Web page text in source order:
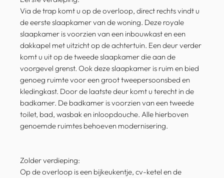
Via de trap komt u op de overloop, direct rechts vindt u
de eerste slaapkamer van de woning. Deze royale
slaapkamer is voorzien van een inbouwkast en een
dakkapel met uitzicht op de achtertuin. Een deur verder
komt u uit op de tweede slaapkamer die aan de
voorgevel grenst. Ook deze slaapkamer is ruim en bied
genoeg ruimte voor een groot tweepersoonsbed en
kledingkast. Door de laatste deur komt u terecht in de
badkamer. De badkamer is voorzien van een tweede
toilet, bad, wasbak en inloopdouche. Alle hierboven
genoemde ruimtes behoeven modernisering.
Zolder verdieping:
Op de overloop is een bijkeukentje, cv-ketel en de